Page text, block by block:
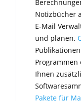
Notizbücher
E-Mail
und planen.
Ihnen
Pakete für